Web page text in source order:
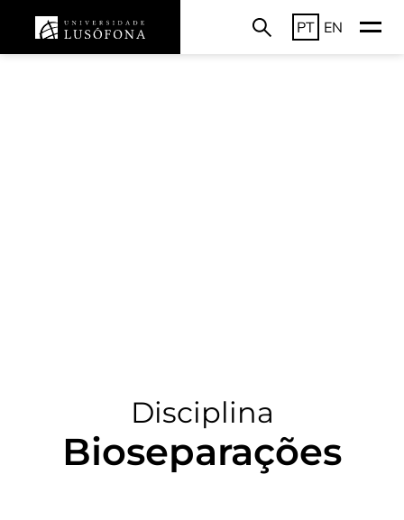
PT EN
Disciplina
Bioseparações